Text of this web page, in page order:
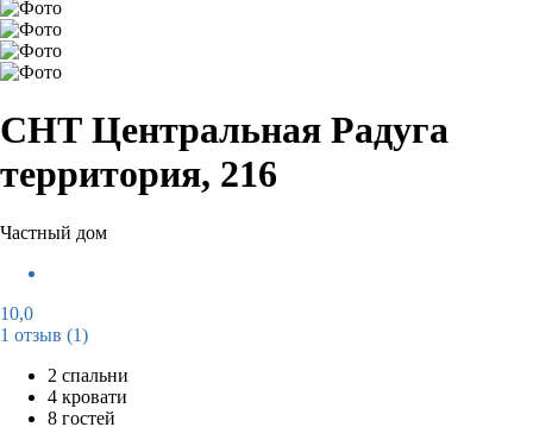
СНТ Центральная Радуга
территория, 216
Частный дом
10,0
1 отзыв (1)
2 спальни
4 кровати
8 гостей